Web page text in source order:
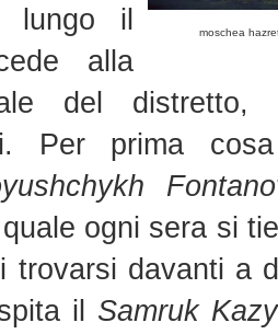
moschea
lungo il
alla
del
Per prima
ogni sera si
trovarsi davanti a
il Samruk